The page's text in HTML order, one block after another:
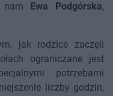
Ewa Podgórska,
jak rodzice zaczęli
ograniczane jest
potrzebami
liczby godzin,